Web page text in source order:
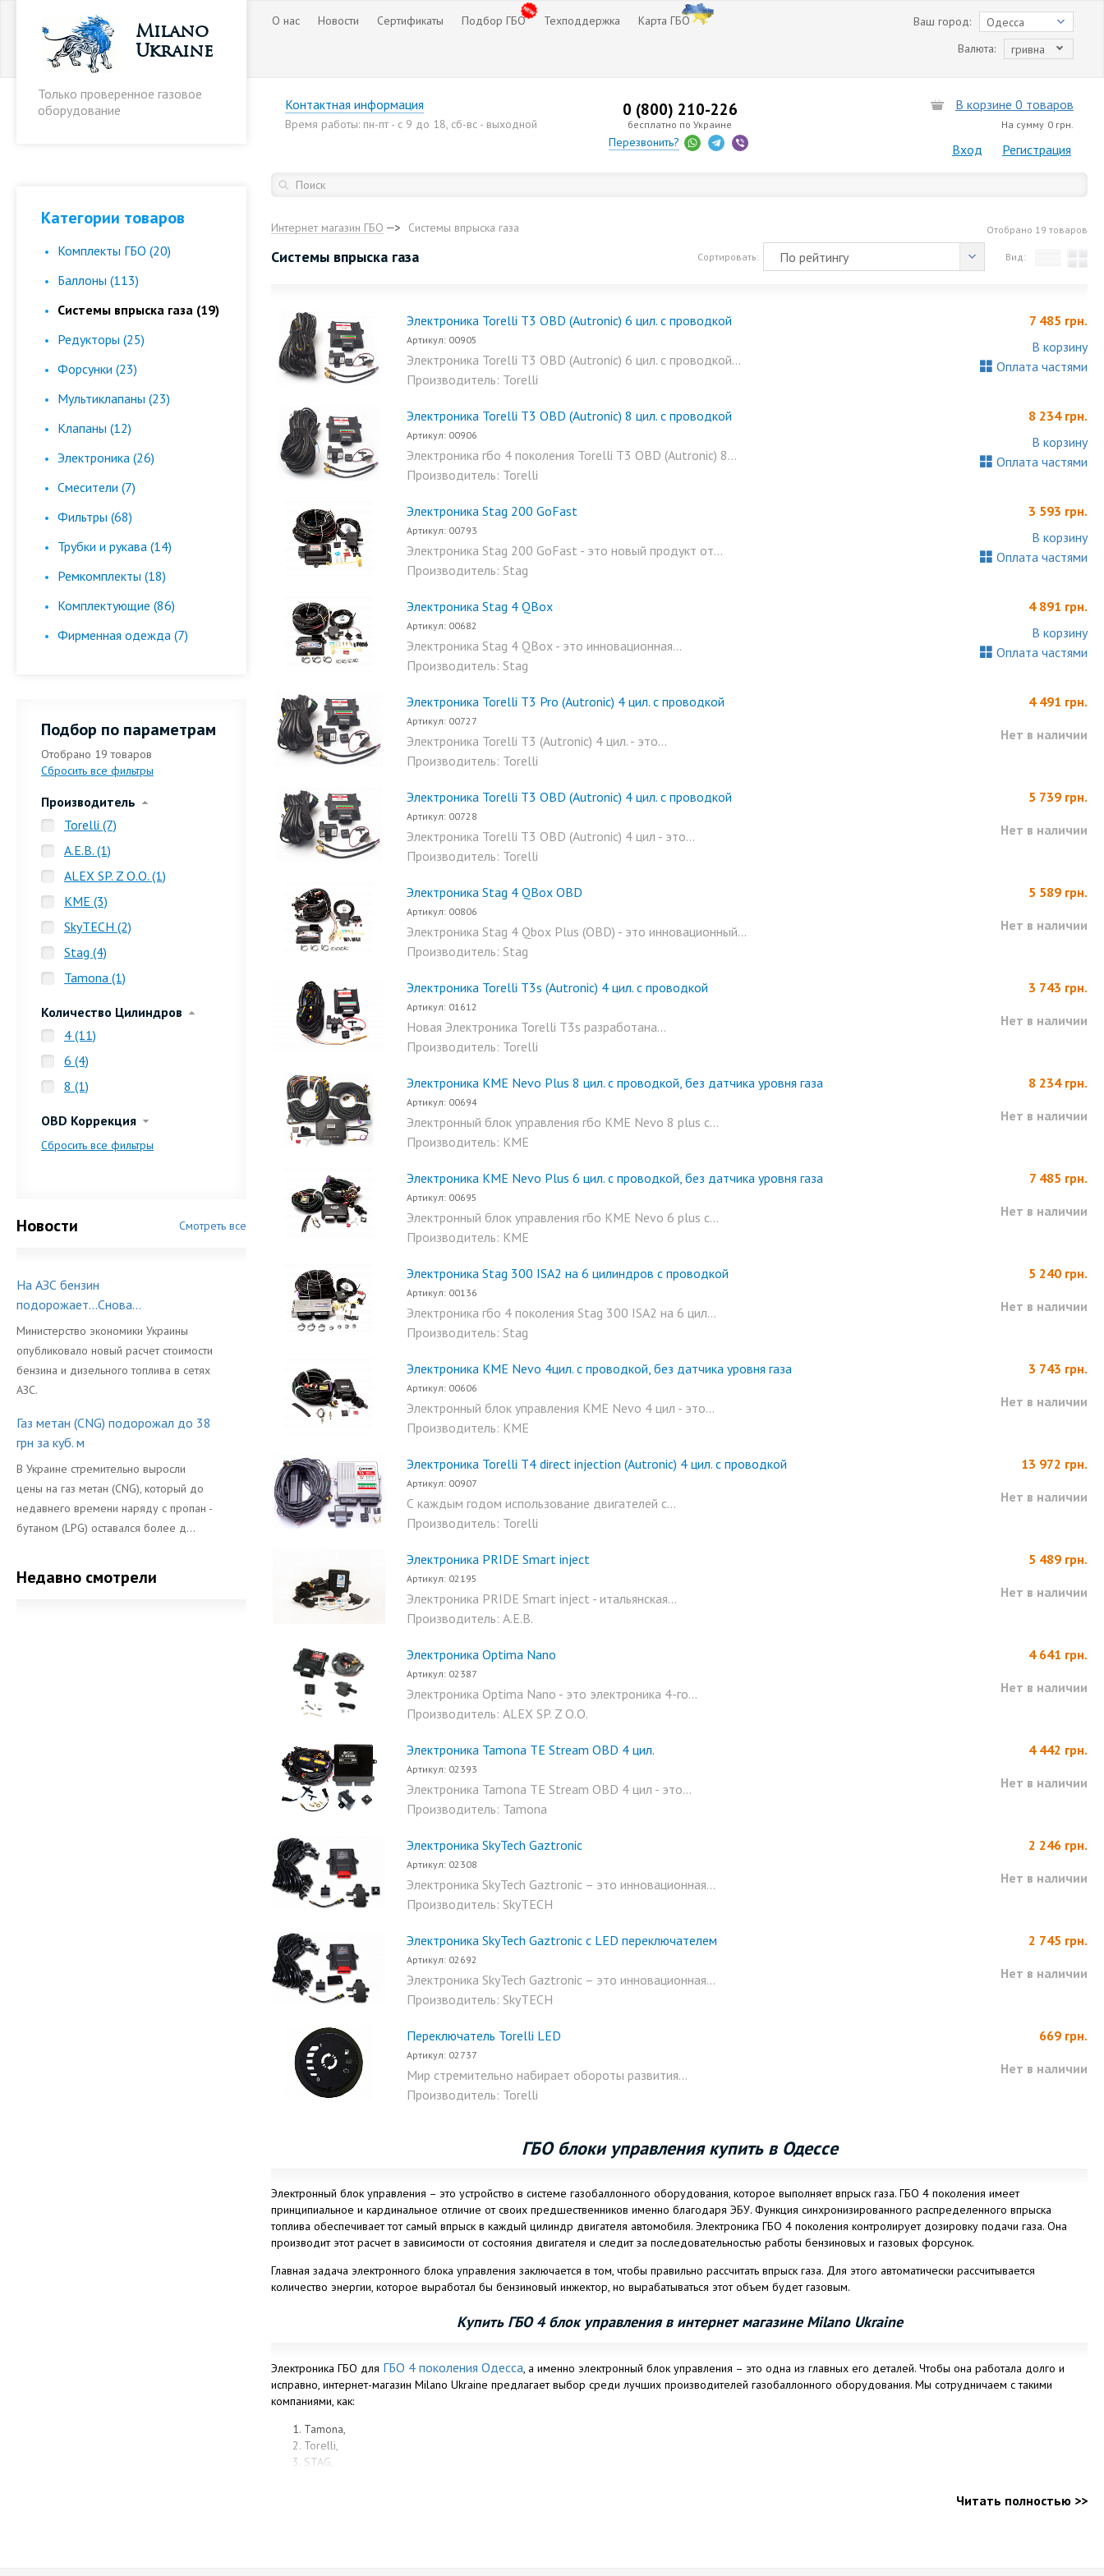
Milano
Ukraine
Только проверенное газовое
оборудование
О нас Новости Сертификаты Подбор ГБО Техподдержка Карта ГБО Одесса
Ваш город:
гривна
Валюта:
Контактная информация
Время работы: пн-пт - с 9 до 18, сб-вс - выходной
0 (800) 210-226
бесплатно по Украине
Перезвонить?
В корзине 0 товаров
На сумму 0 грн.
Вход Регистрация
Категории товаров
Комплекты ГБО (20)
Баллоны (113)
Cистемы впрыска газа (19)
Редукторы (25)
Форсунки (23)
Мультиклапаны (23)
Клапаны (12)
Электроника (26)
Смесители (7)
Фильтры (68)
Трубки и рукава (14)
Ремкомплекты (18)
Комплектующие (86)
Фирменная одежда (7)
Подбор по параметрам
Отобрано 19 товаров
Сбросить все фильтры
Производитель
Torelli (7)
A.E.B. (1)
ALEX SP. Z O.O. (1)
KME (3)
SkyTECH (2)
Stag (4)
Tamona (1)
Количество Цилиндров
4 (11)
6 (4)
8 (1)
OBD Коррекция
Сбросить все фильтры
Новости Смотреть все
На АЗС бензин
подорожает...Снова...
Министерство экономики Украины
опубликовало новый расчет стоимости
бензина и дизельного топлива в сетях
АЗС.
Газ метан (CNG) подорожал до 38
грн за куб. м
В Украине стремительно выросли
цены на газ метан (CNG), который до
недавнего времени наряду с пропан -
бутаном (LPG) оставался более д...
Недавно смотрели
Интернет магазин ГБО Cистемы впрыска газа Отобрано 19 товаров
Cистемы впрыска газа Сортировать: По рейтингу Вид:
Электроника Torelli T3 OBD (Autronic) 6 цил. с проводкой
Артикул: 00905
Электроника Torelli T3 OBD (Autronic) 6 цил. с проводкой...
Производитель: Torelli
7 485 грн.
В корзину
Оплата частями
Электроника Torelli T3 OBD (Autronic) 8 цил. с проводкой
Артикул: 00906
Электроника гбо 4 поколения Torelli T3 OBD (Autronic) 8...
Производитель: Torelli
8 234 грн.
В корзину
Оплата частями
Электроника Stag 200 GoFast
Артикул: 00793
Электроника Stag 200 GoFast - это новый продукт от...
Производитель: Stag
3 593 грн.
В корзину
Оплата частями
Электроника Stag 4 QBox
Артикул: 00682
Электроника Stag 4 QBox - это инновационная...
Производитель: Stag
4 891 грн.
В корзину
Оплата частями
Электроника Torelli T3 Pro (Autronic) 4 цил. с проводкой
Артикул: 00727
Электроника Torelli T3 (Autronic) 4 цил. - это...
Производитель: Torelli
4 491 грн.
Нет в наличии
Электроника Torelli T3 OBD (Autronic) 4 цил. с проводкой
Артикул: 00728
Электроника Torelli T3 OBD (Autronic) 4 цил - это...
Производитель: Torelli
5 739 грн.
Нет в наличии
Электроника Stag 4 QBox OBD
Артикул: 00806
Электроника Stag 4 Qbox Plus (OBD) - это инновационный...
Производитель: Stag
5 589 грн.
Нет в наличии
Электроника Torelli T3s (Autronic) 4 цил. с проводкой
Артикул: 01612
Новая Электроника Torelli T3s разработана...
Производитель: Torelli
3 743 грн.
Нет в наличии
Электроника KME Nevo Plus 8 цил. c проводкой, без датчика уровня газа
Артикул: 00694
Электронный блок управления гбо KME Nevo 8 plus с...
Производитель: KME
8 234 грн.
Нет в наличии
Электроника KME Nevo Plus 6 цил. c проводкой, без датчика уровня газа
Артикул: 00695
Электронный блок управления гбо KME Nevo 6 plus с...
Производитель: KME
7 485 грн.
Нет в наличии
Электроника Stag 300 ISA2 на 6 цилиндров с проводкой
Артикул: 00136
Электроника гбо 4 поколения Stag 300 ISA2 на 6 цил...
Производитель: Stag
5 240 грн.
Нет в наличии
Электроника KME Nevo 4цил. c проводкой, без датчика уровня газа
Артикул: 00606
Электронный блок управления KME Nevo 4 цил - это...
Производитель: KME
3 743 грн.
Нет в наличии
Электроника Torelli T4 direct injection (Autronic) 4 цил. с проводкой
Артикул: 00907
С каждым годом использование двигателей с...
Производитель: Torelli
13 972 грн.
Нет в наличии
Электроника PRIDE Smart inject
Артикул: 02195
Электроника PRIDE Smart inject - итальянская...
Производитель: A.E.B.
5 489 грн.
Нет в наличии
Электроника Optima Nano
Артикул: 02387
Электроника Optima Nano - это электроника 4-го...
Производитель: ALEX SP. Z O.O.
4 641 грн.
Нет в наличии
Электроника Tamona TE Stream OBD 4 цил.
Артикул: 02393
Электроника Tamona TE Stream OBD 4 цил - это...
Производитель: Tamona
4 442 грн.
Нет в наличии
Электроника SkyTech Gaztronic
Артикул: 02308
Электроника SkyTech Gaztronic – это инновационная...
Производитель: SkyTECH
2 246 грн.
Нет в наличии
Электроника SkyTech Gaztronic с LED переключателем
Артикул: 02692
Электроника SkyTech Gaztronic – это инновационная...
Производитель: SkyTECH
2 745 грн.
Нет в наличии
Переключатель Torelli LED
Артикул: 02737
Мир стремительно набирает обороты развития...
Производитель: Torelli
669 грн.
Нет в наличии
ГБО блоки управления купить в Одессе
Электронный блок управления – это устройство в системе газобаллонного оборудования, которое выполняет впрыск газа. ГБО 4 поколения имеет
принципиальное и кардинальное отличие от своих предшественников именно благодаря ЭБУ. Функция синхронизированного распределенного впрыска
топлива обеспечивает тот самый впрыск в каждый цилиндр двигателя автомобиля. Электроника ГБО 4 поколения контролирует дозировку подачи газа. Она
производит этот расчет в зависимости от состояния двигателя и следит за последовательностью работы бензиновых и газовых форсунок.
Главная задача электронного блока управления заключается в том, чтобы правильно рассчитать впрыск газа. Для этого автоматически рассчитывается
количество энергии, которое выработал бы бензиновый инжектор, но вырабатываться этот объем будет газовым.
Купить ГБО 4 блок управления в интернет магазине Milano Ukraine
Электроника ГБО для ГБО 4 поколения Одесса, а именно электронный блок управления – это одна из главных его деталей. Чтобы она работала долго и
исправно, интернет-магазин Milano Ukraine предлагает выбор среди лучших производителей газобаллонного оборудования. Мы сотрудничаем с такими
компаниями, как:
Tamona,
Torelli,
STAG,
Читать полностью >>